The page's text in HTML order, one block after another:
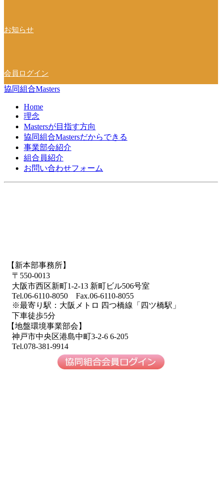
お知らせ
会員ログイン
協同組合Masters
Home
理念
Mastersが目指す方向
協同組合Mastersだからできる
事業部会紹介
組合員紹介
お問い合わせフォーム
【新本部事務所】
〒550-0013
大阪市西区新町1-2-13 新町ビル506号室
Tel.06-6110-8050 Fax.06-6110-8055
※最寄り駅：大阪メトロ 四つ橋線「四ツ橋駅」
下車徒歩5分
【地盤環境事業部会】
神戸市中央区港島中町3-2-6 6-205
Tel.078-381-9914